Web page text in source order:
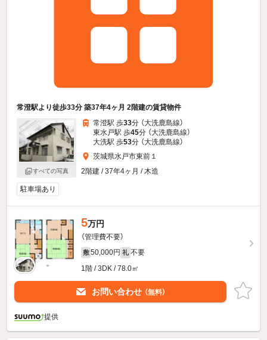
常澄駅より徒歩33分 築37年4ヶ月 2階建の賃貸物件
すべての写真
常澄駅 歩33分 （大洗鹿島線）
東水戸駅 歩45分 （大洗鹿島線）
大洗駅 歩53分 （大洗鹿島線）
茨城県水戸市東前１
2階建 / 37年4ヶ月 / 木造
駐車場あり
5万円
（管理費不要）
敷 50,000円 礼 不要
1階 / 3DK / 78.0㎡
お問い合わせ （無料）
提供